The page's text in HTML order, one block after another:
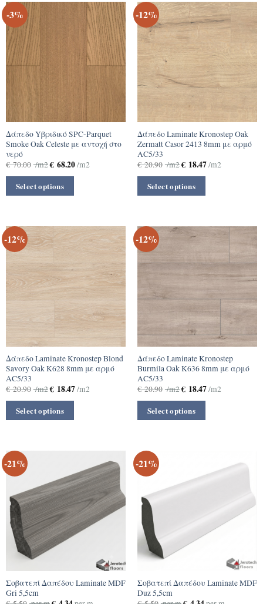
-3%
Δάπεδο Yβριδικό SPC-Parquet
Smoke Oak Celeste με αντοχή στο
νερό
€70.00 /m2€68.20/m2
Select options
-12%
Δάπεδο Laminate Kronostep Oak
Zermatt Casor 2413 8mm με αρμό
ΑC5/33
€20.90 /m2€18.47/m2
Select options
-12%
Δάπεδο Laminate Kronostep Blond
Savory Oak K628 8mm με αρμό
ΑC5/33
€20.90 /m2€18.47/m2
Select options
-12%
Δάπεδο Laminate Kronostep
Burmila Oak K636 8mm με αρμό
ΑC5/33
€20.90 /m2€18.47/m2
Select options
-21%
Σοβατεπί Δαπέδου Laminate MDF
Gri 5,5cm
-21%
Σοβατεπί Δαπέδου Laminate MDF
Duz 5,5cm